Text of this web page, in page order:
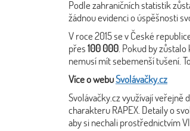
Podle zahraničních statistik
žádnou evidenci o úspěšnosti
V roce 2015 se v České
přes100 000. Pokud by
nemusí mít sebemenší tušení.
Více o webuSvolávačky.cz
Svolávačky.cz využívají
charakteru RAPEX. Detaily o
aby si nechali prostřednictvím